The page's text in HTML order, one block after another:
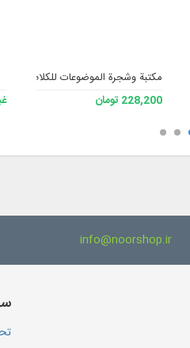
مكتبة وشجرة الموضوعات للكلام الإسلامي 2
228,200 تومان
info@noorshop.ir